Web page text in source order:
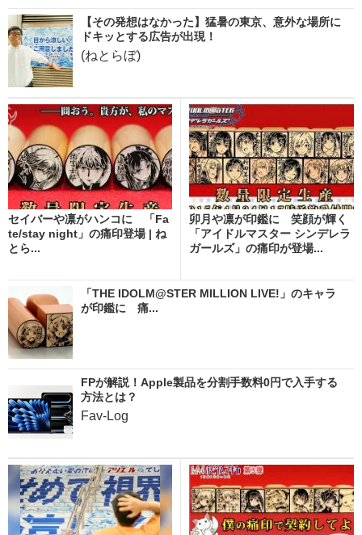
【その発想はなかった】猛暑の東京、意外な場所に
ドキッとする広告が出現！
(ねとらぼ)
セイバーや凛がハンコに 「Fa
te/stay night」の痛印登場 | ね
とら...
卯月や凛が印鑑に 笑顔が輝く
「アイドルマスター シンデレラ
ガールズ」の痛印が登場...
「THE IDOLM@STER MILLION LIVE!」のキャラ
が印鑑に 痛...
FPが解説！Apple製品を分割手数料0円で入手する
方法とは？
Fav-Log